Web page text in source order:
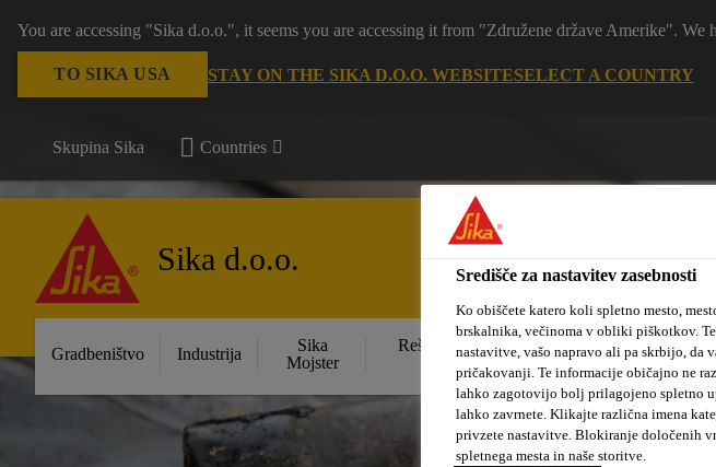
You are accessing "Sika d.o.o.", it seems you are accessing it from "Združene države Amerike". We
TO SIKA USA STAY ON THE SIKA D.O.O. WEBSITESELECT A COUNTRY
Skupina Sika Countries
Sika d.o.o.
Gradbeništvo Industrija
Sika
Mojster
Rešitve za stanovanjske
objekte
Sika
rešitve
Središče za nastavitev zasebnosti
Ko obiščete katero koli spletno mesto,
brskalnika, večinoma v obliki piškotkov.
nastavitve, vašo napravo ali pa skrbijo, da
pričakovanji. Te informacije običajno ne
lahko zagotovijo bolj prilagojeno spletno
lahko zavrnete. Klikajte različna imena
privzete nastavitve. Blokiranje določenih
spletnega mesta in naše storitve.